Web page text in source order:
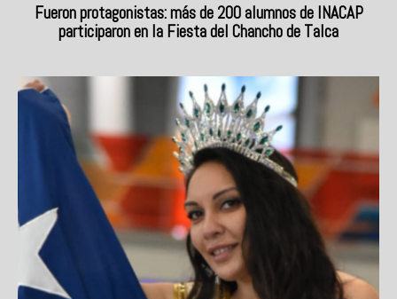
Fueron protagonistas: más de 200 alumnos de INACAP
participaron en la Fiesta del Chancho de Talca